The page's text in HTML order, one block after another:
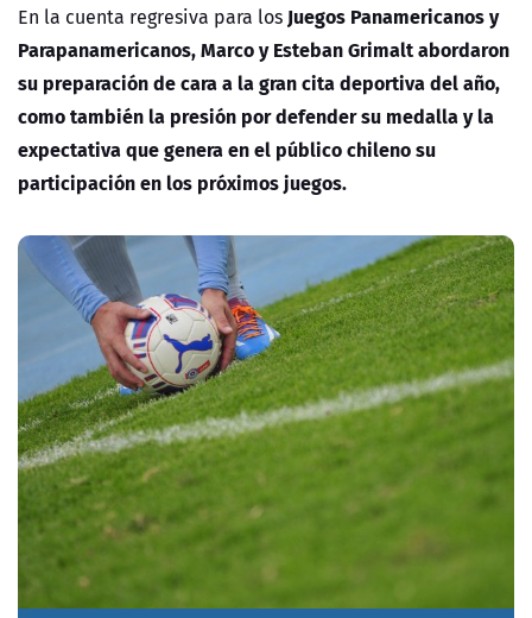
En la cuenta regresiva para losJuegos Panamericanos y
Parapanamericanos, Marco y Esteban Grimalt abordaron
su preparación de cara a la gran cita deportiva del año,
como también la presión por defender su medalla y la
expectativa que genera en el público chileno su
participación en los próximos juegos.